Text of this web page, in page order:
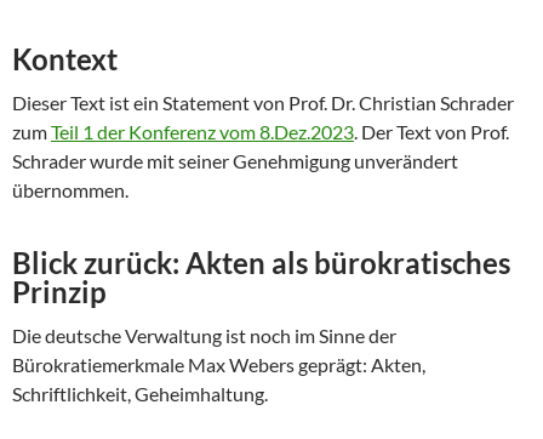
Kontext
Dieser Text ist ein Statement von Prof. Dr. Christian Schrader
zumTeil 1 der Konferenz vom 8.Dez.2023. Der Text von Prof.
Schrader wurde mit seiner Genehmigung unverändert
übernommen.
Blick zurück: Akten als bürokratisches
Prinzip
Die deutsche Verwaltung ist noch im Sinne der
Bürokratiemerkmale Max Webers geprägt: Akten,
Schriftlichkeit, Geheimhaltung.